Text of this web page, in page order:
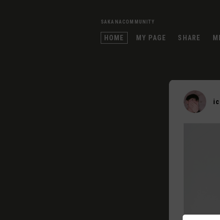
SAKANACOMMUNITY
HOME MY PAGE SHARE